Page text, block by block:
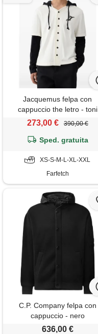
Jacquemus felpa con
cappuccio the letro - toni
neutri
273,00 € 390,00 €
Sped. gratuita
XS-S-M-L-XL-XXL
Farfetch
C.P. Company felpa con
cappuccio - nero
636,00 €